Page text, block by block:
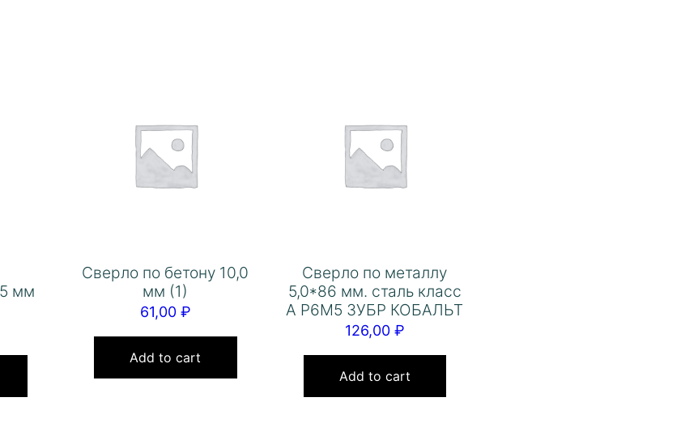
мм
Сверло по бетону 10,0
мм (1)
61,00 ₽
Add to cart
Сверло по металлу
5,0*86 мм. сталь класс
А Р6М5 ЗУБР КОБАЛЬТ
126,00 ₽
Add to cart